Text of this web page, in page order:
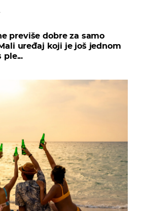
previše dobre za samo
uređaj koji je još jednom
ple...